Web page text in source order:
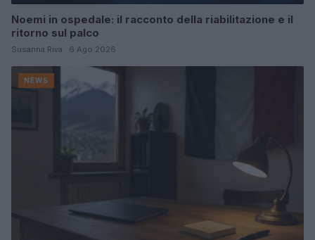
Noemi in ospedale: il racconto della riabilitazione e il
ritorno sul palco
Susanna Riva · 6 Ago 2026
NEWS